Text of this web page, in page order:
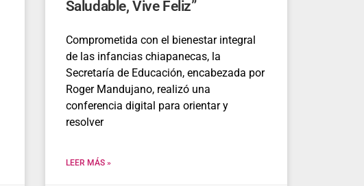
Saludable, Vive Feliz”
Comprometida con el bienestar integral
de las infancias chiapanecas, la
Secretaría de Educación, encabezada por
Roger Mandujano, realizó una
conferencia digital para orientar y
resolver
LEER MÁS »